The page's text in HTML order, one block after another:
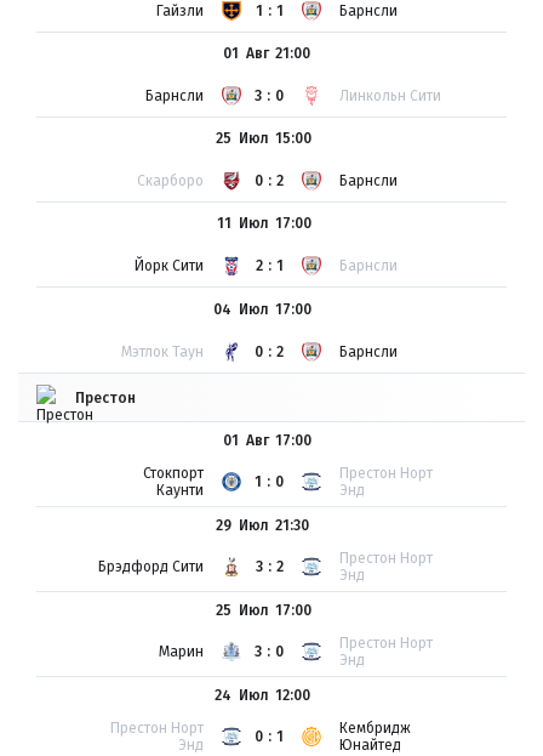
Гайзли 1:1 Барнсли
01 Авг
Барнсли 3:0 Линкольн Сити
21:00
25 Июл
Скарборо 0:2 Барнсли
15:00
11 Июл
Йорк Сити 2:1 Барнсли
17:00
04 Июл
Мэтлок Таун 0:2 Барнсли
17:00
Престон
01 Авг
Стокпорт
Каунти
1:0
Престон Норт
Энд
17:00
29 Июл
Брэдфорд Сити 3:2
Престон Норт
Энд
21:30
25 Июл
Марин 3:0
Престон Норт
Энд
17:00
24 Июл
Престон Норт
Энд
0:1
Кембридж
Юнайтед
12:00